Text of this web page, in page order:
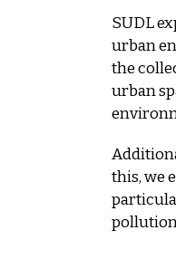
SUDL
urban
the
urban
this, we